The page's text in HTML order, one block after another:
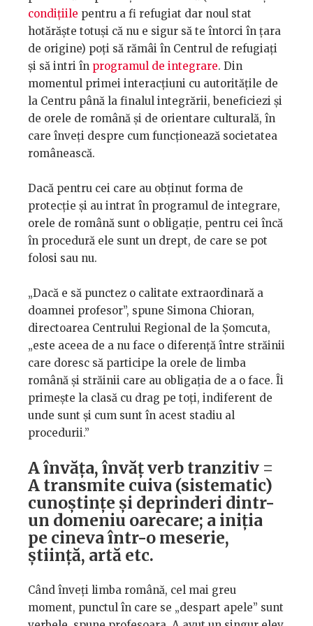
condițiile pentru a fi refugiat dar noul stat
hotărăște totuși că nu e sigur să te întorci în țara
de origine) poți să rămâi în Centrul de refugiați
și să intri în programul de integrare. Din
momentul primei interacțiuni cu autoritățile de
la Centru până la finalul integrării, beneficiezi și
de orele de română și de orientare culturală, în
care înveți despre cum funcționează societatea
românească.
Dacă pentru cei care au obținut forma de
protecție și au intrat în programul de integrare,
orele de română sunt o obligație, pentru cei încă
în procedură ele sunt un drept, de care se pot
folosi sau nu.
„Dacă e să punctez o calitate extraordinară a
doamnei profesor”, spune Simona Chioran,
directoarea Centrului Regional de la Șomcuta,
„este aceea de a nu face o diferență între străinii
care doresc să participe la orele de limba
română și străinii care au obligația de a o face. Îi
primește la clasă cu drag pe toți, indiferent de
unde sunt și cum sunt în acest stadiu al
procedurii.”
A învăța, învăț verb tranzitiv =
A transmite cuiva (sistematic)
cunoștințe și deprinderi dintr-
un domeniu oarecare; a iniția
pe cineva într-o meserie,
știință, artă etc.
Când înveți limba română, cel mai greu
moment, punctul în care se „despart apele” sunt